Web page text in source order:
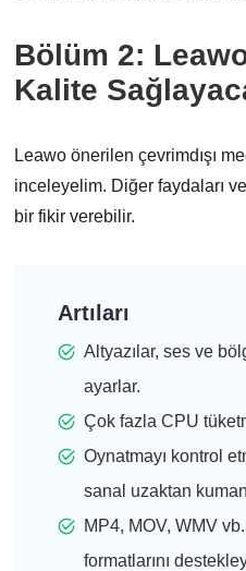
Bölüm 2:
Kalite
Leawo önerilen çevrimdışı
inceleyelim. Diğer faydaları
bir fikir verebilir.
Artıları
Altyazılar, ses ve
ayarlar.
Çok fazla CPU
Oynatmayı kontrol
sanal uzaktan
MP4, MOV, WMV
formatlarını